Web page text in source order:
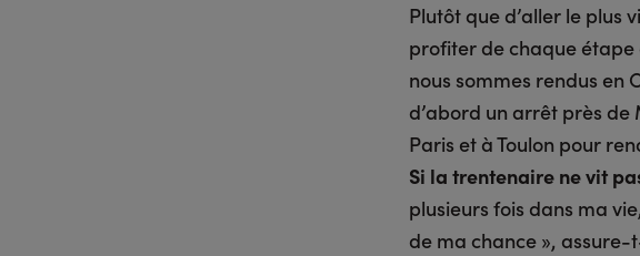
Plutôt que d’aller le plus
profiter de chaque étape
nous sommes rendus en
d’abord un arrêt près
Paris et à Toulon pour
Si la trentenaire ne vit
plusieurs fois dans ma
de ma chance », assure-